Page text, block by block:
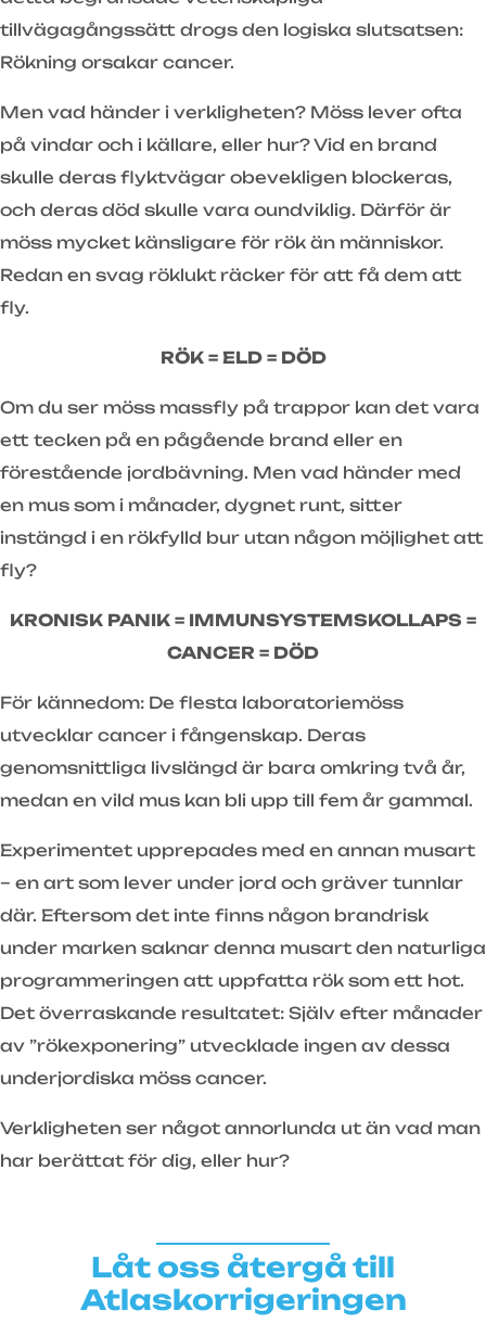
tillvägagångssätt drogs den logiska slutsatsen:
Rökning orsakar cancer.
Men vad händer i verkligheten? Möss lever ofta
på vindar och i källare, eller hur? Vid en brand
skulle deras flyktvägar obevekligen blockeras,
och deras död skulle vara oundviklig. Därför är
möss mycket känsligare för rök än människor.
Redan en svag röklukt räcker för att få dem att
fly.
RÖK = ELD = DÖD
Om du ser möss massfly på trappor kan det vara
ett tecken på en pågående brand eller en
förestående jordbävning. Men vad händer med
en mus som i månader, dygnet runt, sitter
instängd i en rökfylld bur utan någon möjlighet att
fly?
KRONISK PANIK = IMMUNSYSTEMSKOLLAPS =
CANCER = DÖD
För kännedom: De flesta laboratoriemöss
utvecklar cancer i fångenskap. Deras
genomsnittliga livslängd är bara omkring två år,
medan en vild mus kan bli upp till fem år gammal.
Experimentet upprepades med en annan musart
– en art som lever under jord och gräver tunnlar
där. Eftersom det inte finns någon brandrisk
under marken saknar denna musart den naturliga
programmeringen att uppfatta rök som ett hot.
Det överraskande resultatet: Själv efter månader
av ”rökexponering” utvecklade ingen av dessa
underjordiska möss cancer.
Verkligheten ser något annorlunda ut än vad man
har berättat för dig, eller hur?
Låt oss återgå till
Atlaskorrigeringen